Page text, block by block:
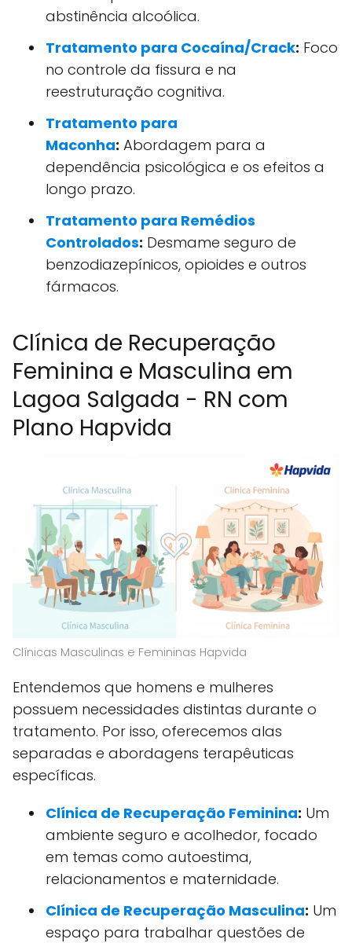
abstinência alcoólica.
Tratamento para Cocaína/Crack: Foco
no controle da fissura e na
reestruturação cognitiva.
Tratamento para
Maconha: Abordagem para a
dependência psicológica e os efeitos a
longo prazo.
Tratamento para Remédios
Controlados: Desmame seguro de
benzodiazepínicos, opioides e outros
fármacos.
Clínica de Recuperação
Feminina e Masculina em
Lagoa Salgada - RN com
Plano Hapvida
Clínicas Masculinas e Femininas Hapvida
Entendemos que homens e mulheres
possuem necessidades distintas durante o
tratamento. Por isso, oferecemos alas
separadas e abordagens terapêuticas
específicas.
Clínica de Recuperação Feminina: Um
ambiente seguro e acolhedor, focado
em temas como autoestima,
relacionamentos e maternidade.
Clínica de Recuperação Masculina: Um
espaço para trabalhar questões de